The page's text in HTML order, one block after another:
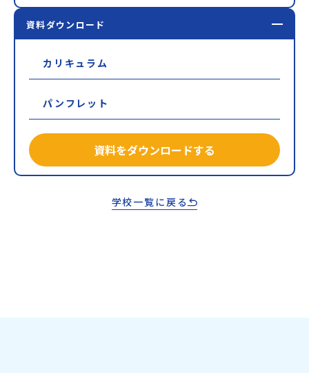
資料ダウンロード
カリキュラム
パンフレット
資料をダウンロードする
学校一覧に戻る